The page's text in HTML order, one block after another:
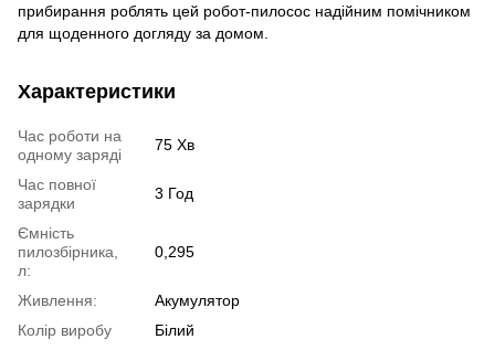
прибирання роблять цей робот-пилосос надійним помічником
для щоденного догляду за домом.
Характеристики
Час роботи на
одному заряді
75 Хв
Час повної
зарядки
3 Год
Ємність
пилозбірника,
л:
0,295
Живлення:
Акумулятор
Колір виробу
Білий